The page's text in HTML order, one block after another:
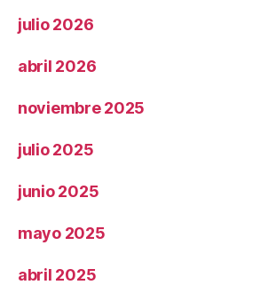
julio 2026
abril 2026
noviembre 2025
julio 2025
junio 2025
mayo 2025
abril 2025